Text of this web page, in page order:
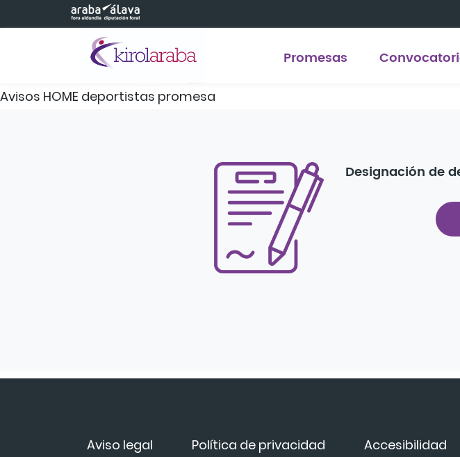
Saltar al contenido principal
Promesas
Avisos HOME deportistas promesa
Designación de
Aviso legal Política de privacidad Accesibilidad